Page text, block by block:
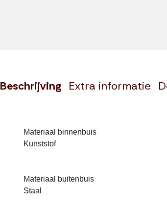
Beschrijving Extra informatie
Materiaal binnenbuis
Kunststof
Materiaal buitenbuis
Staal